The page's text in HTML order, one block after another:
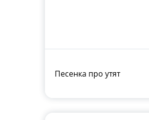
Песенка про утят